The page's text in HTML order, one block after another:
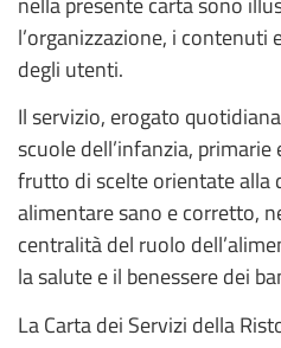
l’organizzazione, i
degli utenti.
Il servizio, erogato
scuole dell’infanzia,
frutto di scelte orientate alla
alimentare sano e corretto,
centralità del ruolo
la salute e il benessere dei
La Carta dei Servizi della